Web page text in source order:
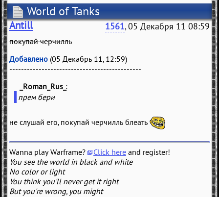
World of Tanks
Antill 1561, 05 Декабря 11 08:59
покупай черчилль
Добавлено (05 Декабрь 11, 12:59)
---------------------------------------------
_Roman_Rus_
прем бери
не слушай его, покупай черчилль блеать
Wanna play Warframe? Click here and register!
You see the world in black and white
No color or light
You think you'll never get it right
But you're wrong, you might